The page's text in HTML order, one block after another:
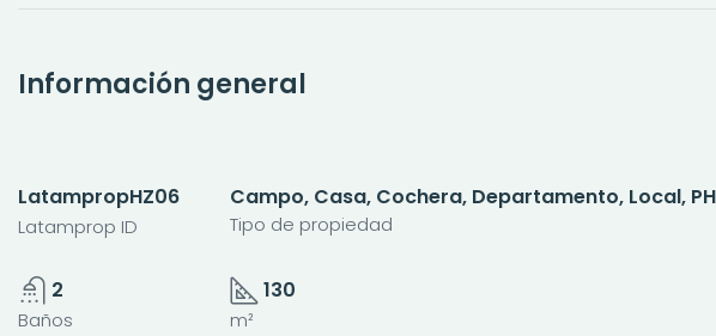
Información general
LatampropHZ06
Latamprop ID
Campo, Casa, Cochera, Departamento, Local,
Tipo de propiedad
2
Baños
130
m²